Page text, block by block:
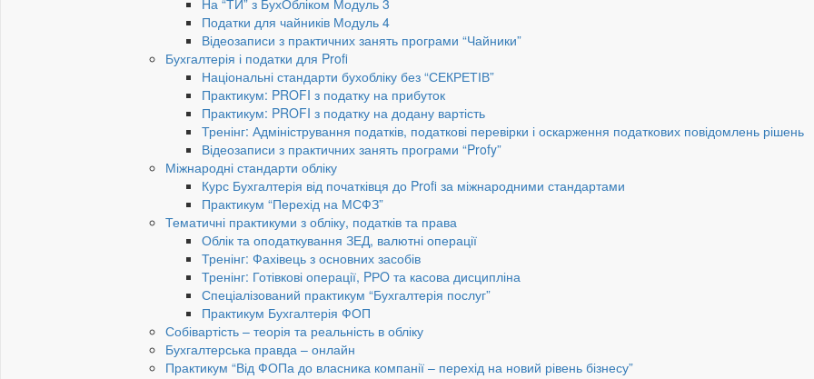
На “ТИ” з БухОбліком Модуль 3
Податки для чайників Модуль 4
Відеозаписи з практичних занять програми “Чайники”
Бухгалтерія і податки для Profi
Національні стандарти бухобліку без “СЕКРЕТІВ”
Практикум: PROFI з податку на прибуток
Практикум: PROFI з податку на додану вартість
Тренінг: Адміністрування податків, податкові перевірки і оскарження податкових повідомлень рішень
Відеозаписи з практичних занять програми “Profy”
Міжнародні стандарти обліку
Курс Бухгалтерія від початківця до Profi за міжнародними стандартами
Практикум “Перехід на МСФЗ”
Тематичні практикуми з обліку, податків та права
Облік та оподаткування ЗЕД, валютні операції
Тренінг: Фахівець з основних засобів
Тренінг: Готівкові операції, PРO та касова дисципліна
Спеціалізований практикум “Бухгалтерія послуг”
Практикум Бухгалтерія ФОП
Собівартість – теорія та реальність в обліку
Бухгалтерська правда – онлайн
Практикум “Від ФОПа до власника компанії – перехід на новий рівень бізнесу”